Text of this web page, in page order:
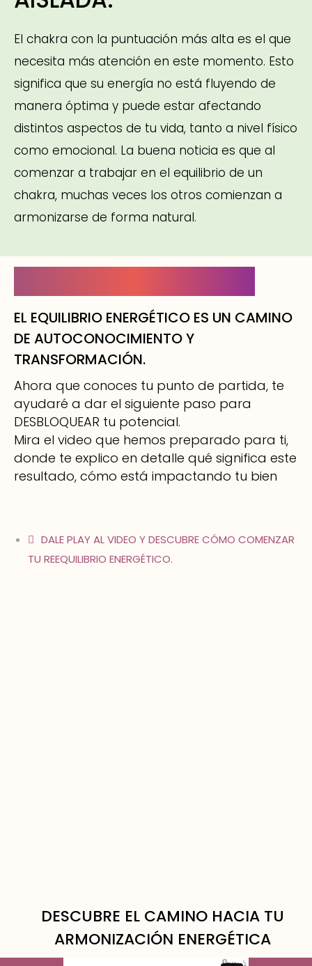
El chakra con la puntuación más alta es el que
necesita más atención en este momento. Esto
significa que su energía no está fluyendo de
manera óptima y puede estar afectando
distintos aspectos de tu vida, tanto a nivel físico
como emocional. La buena noticia es que al
comenzar a trabajar en el equilibrio de un
chakra, muchas veces los otros comienzan a
armonizarse de forma natural.
EL EQUILIBRIO ENERGÉTICO ES UN CAMINO
DE AUTOCONOCIMIENTO Y
TRANSFORMACIÓN.
Ahora que conoces tu punto de partida, te
ayudaré a dar el siguiente paso para
DESBLOQUEAR tu potencial.
Mira el video que hemos preparado para ti,
donde te explico en detalle qué significa este
resultado, cómo está impactando tu bien
DALE PLAY AL VIDEO Y DESCUBRE CÓMO COMENZAR
TU REEQUILIBRIO ENERGÉTICO.
DESCUBRE EL CAMINO HACIA TU
ARMONIZACIÓN ENERGÉTICA